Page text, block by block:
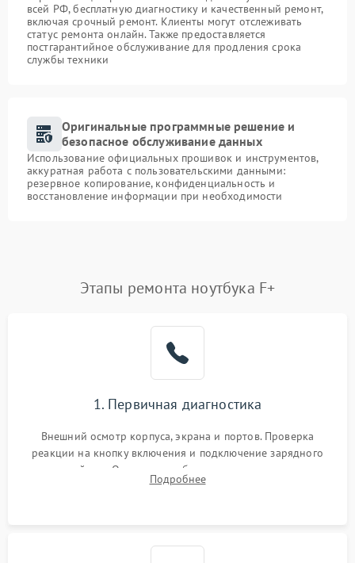
всей РФ, бесплатную диагностику и качественный ремонт,
включая срочный ремонт. Клиенты могут отслеживать
статус ремонта онлайн. Также предоставляется
постгарантийное обслуживание для продления срока
службы техники
Оригинальные программные решение и
безопасное обслуживание данных
Использование официальных прошивок и инструментов,
аккуратная работа с пользовательскими данными:
резервное копирование, конфиденциальность и
восстановление информации при необходимости
Этапы ремонта ноутбука F+
1. Первичная диагностика
Внешний осмотр корпуса, экрана и портов. Проверка
реакции на кнопку включения и подключение зарядного
устройства. Оценка потребления тока с помощью
лабораторного блока питания для локализации проблемы.
Подробнее